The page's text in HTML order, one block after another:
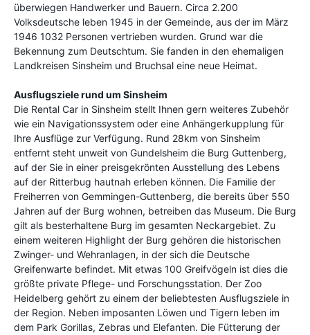
überwiegen Handwerker und Bauern. Circa 2.200
Volksdeutsche leben 1945 in der Gemeinde, aus der im März
1946 1032 Personen vertrieben wurden. Grund war die
Bekennung zum Deutschtum. Sie fanden in den ehemaligen
Landkreisen Sinsheim und Bruchsal eine neue Heimat.
Ausflugsziele rund um Sinsheim
Die Rental Car in Sinsheim stellt Ihnen gern weiteres Zubehör
wie ein Navigationssystem oder eine Anhängerkupplung für
Ihre Ausflüge zur Verfügung. Rund 28km von Sinsheim
entfernt steht unweit von Gundelsheim die Burg Guttenberg,
auf der Sie in einer preisgekrönten Ausstellung des Lebens
auf der Ritterbug hautnah erleben können. Die Familie der
Freiherren von Gemmingen-Guttenberg, die bereits über 550
Jahren auf der Burg wohnen, betreiben das Museum. Die Burg
gilt als besterhaltene Burg im gesamten Neckargebiet. Zu
einem weiteren Highlight der Burg gehören die historischen
Zwinger- und Wehranlagen, in der sich die Deutsche
Greifenwarte befindet. Mit etwas 100 Greifvögeln ist dies die
größte private Pflege- und Forschungsstation. Der Zoo
Heidelberg gehört zu einem der beliebtesten Ausflugsziele in
der Region. Neben imposanten Löwen und Tigern leben im
dem Park Gorillas, Zebras und Elefanten. Die Fütterung der